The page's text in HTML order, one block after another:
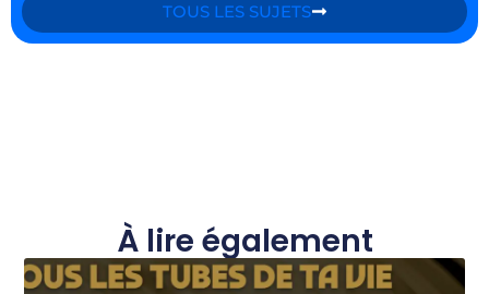
TOUS LES SUJETS
À lire également